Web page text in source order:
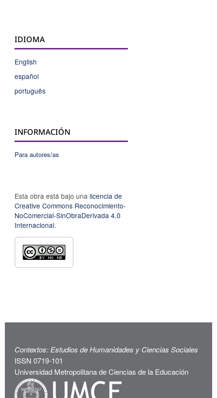
IDIOMA
English
español
português
INFORMACIÓN
Para autores/as
Esta obra está bajo una licencia de
Creative Commons Reconocimiento-
NoComercial-SinObraDerivada 4.0
Internacional.
Contextos: Estudios de Humanidades y Ciencias Sociales
ISSN 0719-101
Universidad Metropolitana de Ciencias de la Educación